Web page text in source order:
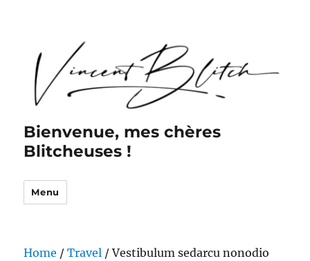
Bienvenue, mes chères
Blitcheuses !
Menu
Home /Travel / Vestibulum sedarcu nonodio